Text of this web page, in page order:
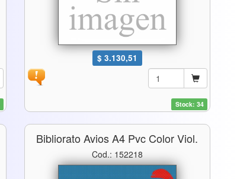
$ 3.130,51
Stock: 34
Bibliorato Avios A4 Pvc Color Viol.
Cod.: 152218